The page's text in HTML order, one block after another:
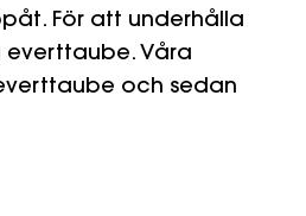
För att underhålla
Våra
och sedan